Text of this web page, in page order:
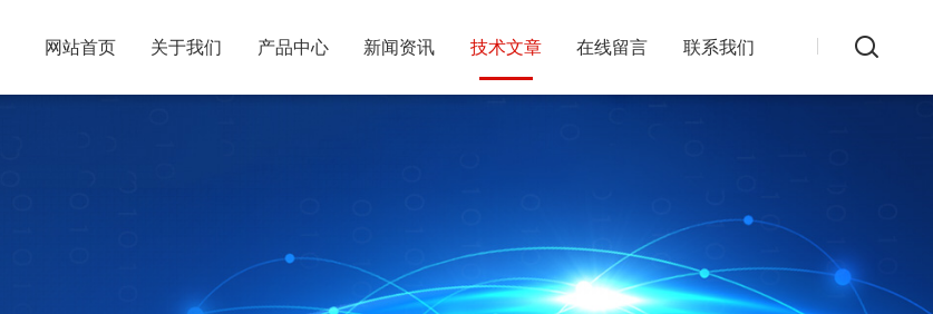
网站首页 关于我们 产品中心 新闻资讯 技术文章 在线留言 联系我们